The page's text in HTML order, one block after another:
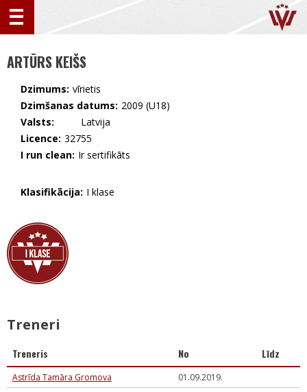
ARTŪRS KEIŠS
Dzimums: vīrietis
Dzimšanas datums: 2009 (U18)
Valsts:
🇱🇻 Latvija
Licence: 32755
I run clean: Ir sertifikāts
Klasifikācija: I klase
Treneri
Treneris No Līdz
Astrīda Tamāra Gromova
01.09.2019.